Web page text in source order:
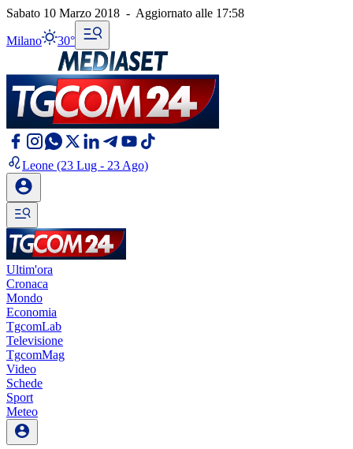
Sabato 10 Marzo 2018 - Aggiornato alle 17:58
Milano 30°
Leone (23 Lug - 23 Ago)
Ultim'ora
Cronaca
Mondo
Economia
TgcomLab
Televisione
TgcomMag
Video
Schede
Sport
Meteo